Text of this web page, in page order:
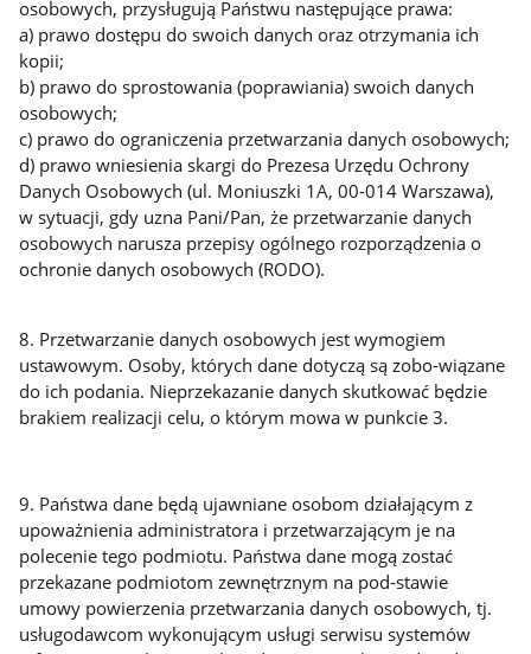
osobowych, przysługują Państwu następujące prawa:
a) prawo dostępu do swoich danych oraz otrzymania ich
kopii;
b) prawo do sprostowania (poprawiania) swoich danych
osobowych;
c) prawo do ograniczenia przetwarzania danych osobowych;
d) prawo wniesienia skargi do Prezesa Urzędu Ochrony
Danych Osobowych (ul. Moniuszki 1A, 00-014 Warszawa),
w sytuacji, gdy uzna Pani/Pan, że przetwarzanie danych
osobowych narusza przepisy ogólnego rozporządzenia o
ochronie danych osobowych (RODO).
8. Przetwarzanie danych osobowych jest wymogiem
ustawowym. Osoby, których dane dotyczą są zobo-wiązane
do ich podania. Nieprzekazanie danych skutkować będzie
brakiem realizacji celu, o którym mowa w punkcie 3.
9. Państwa dane będą ujawniane osobom działającym z
upoważnienia administratora i przetwarzającym je na
polecenie tego podmiotu. Państwa dane mogą zostać
przekazane podmiotom zewnętrznym na pod-stawie
umowy powierzenia przetwarzania danych osobowych, tj.
usługodawcom wykonującym usługi serwisu systemów